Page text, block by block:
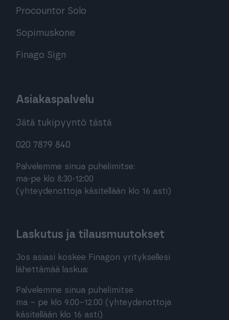
Procountor Solo
Sopimuskone
Finago Sign
Asiakaspalvelu
Jätä tukipyyntö tästä
020 7879 840
Palvelemme sinua puhelimitse:
ma-pe klo 8:30-12:00
(yhteydenottoja käsitellään klo 16 asti)
Laskutus ja tilausmuutokset
Jos asiasi koskee Finagon yrityksellesi
lähettämää laskua:
Palvelemme sinua puhelimitse
ma – pe klo 9.00–12.00 (yhteydenottoja
käsitellään klo 16 asti)